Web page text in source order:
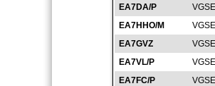
EA7DA/P
EA7HHO/M
EA7GVZ
EA7VL/P
EA7FC/P